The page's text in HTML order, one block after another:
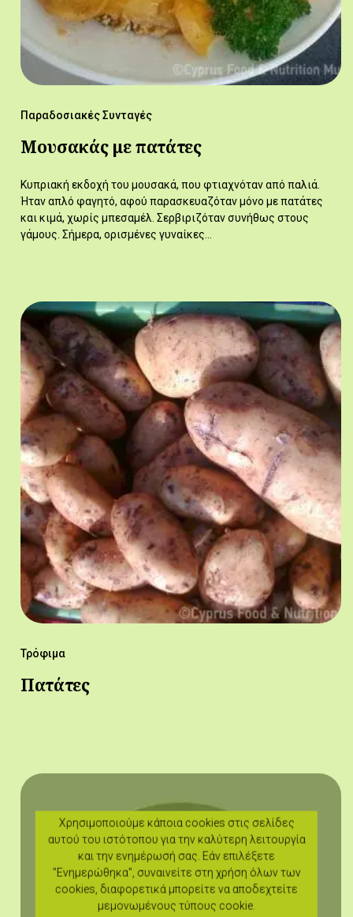
Παραδοσιακές Συνταγές
Μουσακάς με πατάτες
Κυπριακή εκδοχή του μουσακά, που φτιαχνόταν από παλιά.
Ήταν απλό φαγητό, αφού παρασκευαζόταν μόνο με πατάτες
και κιμά, χωρίς μπεσαμέλ. Σερβιριζόταν συνήθως στους
γάμους. Σήμερα, ορισμένες γυναίκες…
Τρόφιμα
Πατάτες
Χρησιμοποιούμε κάποια cookies στις σελίδες
αυτού του ιστότοπου για την καλύτερη λειτουργία
και την ενημέρωσή σας. Εάν επιλέξετε
"Ενημερώθηκα", συναινείτε στη χρήση όλων των
cookies, διαφορετικά μπορείτε να αποδεχτείτε
μεμονωμένους τύπους cookie.